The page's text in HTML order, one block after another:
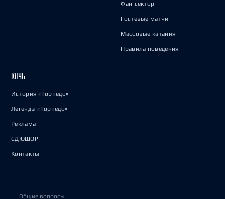
Фан-сектор
Гостевые матчи
Массовые катания
Правила поведения
КЛУБ
История «Торпедо»
Легенды «Торпедо»
Реклама
СДЮШОР
Контакты
Общие вопросы